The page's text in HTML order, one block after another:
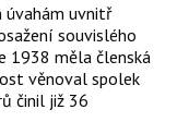
úvahám uvnitř
souvislého
1938 měla členská
věnoval spolek
činil již 36